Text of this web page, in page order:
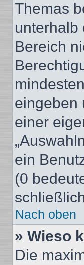
Themas
unterhalb
Bereich
eingeben
einer
ein
(0
Nach oben
» Wieso
Die